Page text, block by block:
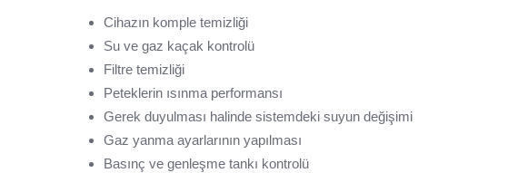
Cihazın komple temizliği
Su ve gaz kaçak kontrolü
Filtre temizliği
Peteklerin ısınma performansı
Gerek duyulması halinde sistemdeki suyun değişimi
Gaz yanma ayarlarının yapılması
Basınç ve genleşme tankı kontrolü